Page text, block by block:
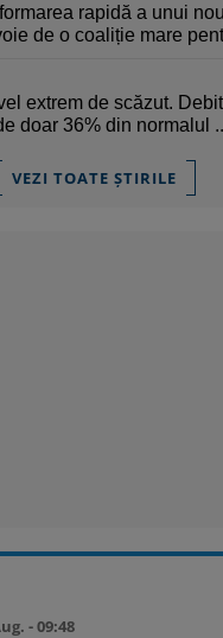
rapidă a unui
de o coaliție mare
extrem de scăzut.
doar 36% din normalul
VEZI TOATE ȘTIRILE
- 09:48